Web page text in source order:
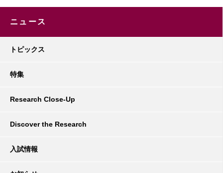
ニュース
トピックス
特集
Research Close-Up
Discover the Research
入試情報